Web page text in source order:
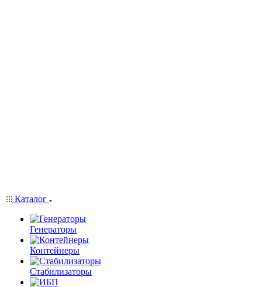
Каталог
Генераторы
Контейнеры
Стабилизаторы